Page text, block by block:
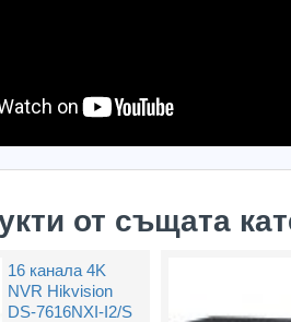
€0.61(1.20лв.)
Купи
от същата
16 канала 4K
NVR Hikvision
DS-7616NXI-I2/S